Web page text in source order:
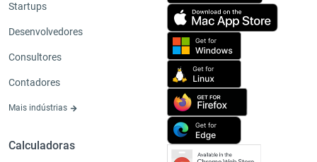
Startups
Desenvolvedores
Consultores
Contadores
Mais indústrias
Calculadoras